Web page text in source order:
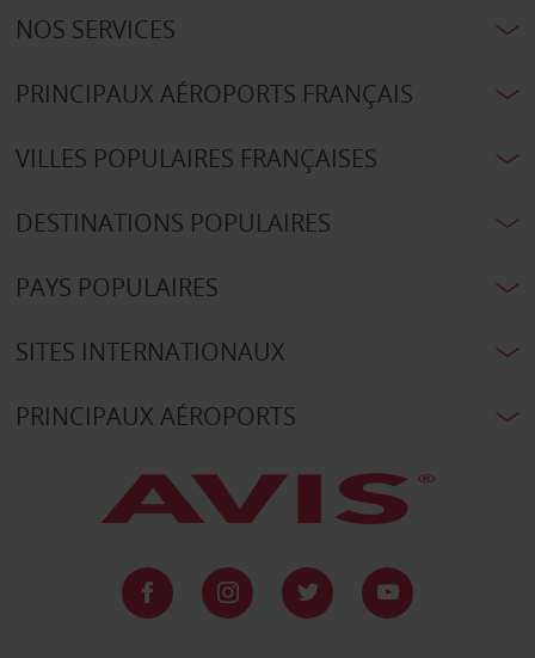
NOS SERVICES
PRINCIPAUX AÉROPORTS FRANÇAIS
VILLES POPULAIRES FRANÇAISES
DESTINATIONS POPULAIRES
PAYS POPULAIRES
SITES INTERNATIONAUX
PRINCIPAUX AÉROPORTS